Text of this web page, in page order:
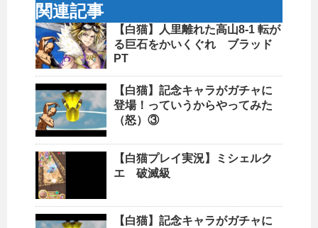
関連記事
【白猫】人里離れた高山8-1 転が
る巨石をかいくぐれ ブラッド
PT
【白猫】記念キャラがガチャに
登場！っていうからやってみた
（怒）③
【白猫プレイ実況】ミシェルク
エ 破滅級
【白猫】記念キャラがガチャに